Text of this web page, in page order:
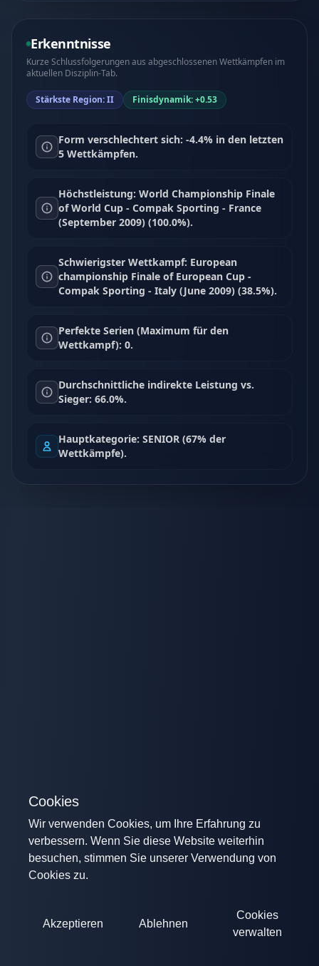
Erkenntnisse
Kurze Schlussfolgerungen aus abgeschlossenen Wettkämpfen im
aktuellen Disziplin-Tab.
Stärkste Region: II Finisdynamik: +0.53
Form verschlechtert sich: -4.4% in den letzten
5 Wettkämpfen.
Höchstleistung: World Championship Finale
of World Cup - Compak Sporting - France
(September 2009) (100.0%).
Schwierigster Wettkampf: European
championship Finale of European Cup -
Compak Sporting - Italy (June 2009) (38.5%).
Perfekte Serien (Maximum für den
Wettkampf): 0.
Durchschnittliche indirekte Leistung vs.
Sieger: 66.0%.
Hauptkategorie: SENIOR (67% der
Wettkämpfe).
Cookies
Wir verwenden Cookies, um Ihre Erfahrung zu
verbessern. Wenn Sie diese Website weiterhin
besuchen, stimmen Sie unserer Verwendung von
Cookies zu.
Akzeptieren Ablehnen
Cookies
verwalten